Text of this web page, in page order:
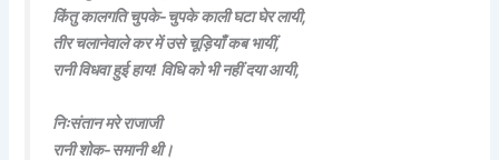
किंतु कालगति चुपके-चुपके काली घटा घेर लायी,
तीर चलानेवाले कर में उसे चूड़ियाँ कब भायीं,
रानी विधवा हुई हाय! विधि को भी नहीं दया आयी,
निःसंतान मरे राजाजी
रानी शोक-समानी थी।